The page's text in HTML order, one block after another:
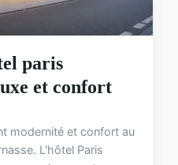
paris
et confort
modernité et confort au
L'hôtel Paris